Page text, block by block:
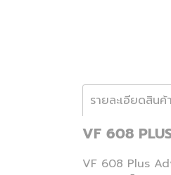
รายละเอียดสินค้า
VF 608
VF 608 Plus